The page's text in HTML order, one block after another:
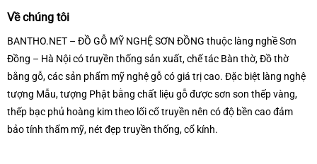
Về chúng tôi
BANTHO.NET – ĐỒ GỖ MỸ NGHỆ SƠN ĐỒNG thuộc làng nghề Sơn
Đồng – Hà Nội có truyền thống sản xuất, chế tác Bàn thờ, Đồ thờ
bằng gỗ, các sản phẩm mỹ nghệ gỗ có giá trị cao. Đặc biệt làng nghệ
tượng Mẫu, tượng Phật bằng chất liệu gỗ được sơn son thếp vàng,
thếp bạc phủ hoàng kim theo lối cổ truyền nên có độ bền cao đảm
bảo tính thẩm mỹ, nét đẹp truyền thống, cổ kính.